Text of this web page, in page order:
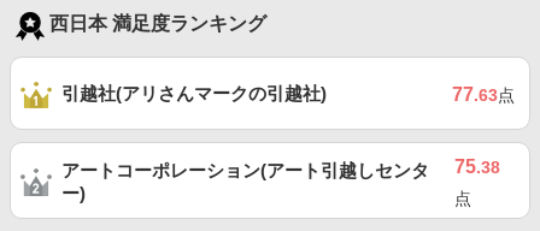
西日本 満足度ランキング
引越社(アリさんマークの引越社) 77.63点
アートコーポレーション(アート引越しセンタ
ー)
75.38
点